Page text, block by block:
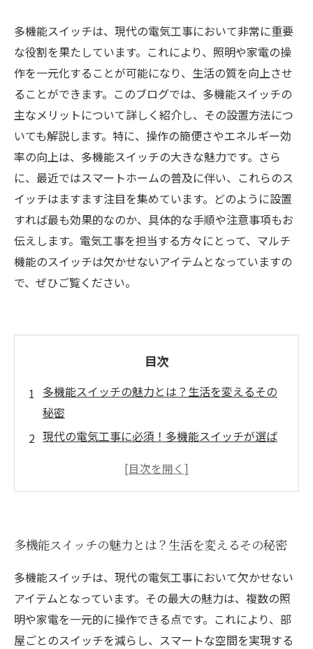
多機能スイッチは、現代の電気工事において非常に重要
な役割を果たしています。これにより、照明や家電の操
作を一元化することが可能になり、生活の質を向上させ
ることができます。このブログでは、多機能スイッチの
主なメリットについて詳しく紹介し、その設置方法につ
いても解説します。特に、操作の簡便さやエネルギー効
率の向上は、多機能スイッチの大きな魅力です。さら
に、最近ではスマートホームの普及に伴い、これらのス
イッチはますます注目を集めています。どのように設置
すれば最も効果的なのか、具体的な手順や注意事項もお
伝えします。電気工事を担当する方々にとって、マルチ
機能のスイッチは欠かせないアイテムとなっていますの
で、ぜひご覧ください。
目次
多機能スイッチの魅力とは？生活を変えるその
秘密
現代の電気工事に必須！多機能スイッチが選ば
操作が簡単！多機能スイッチの使い方とポイン
の利点
スマートホーム時代の必需品！多機能スイッチ
の貢献
設置方法を徹底解説！多機能スイッチの配置と
注意点
多機能スイッチの魅力とは？生活を変えるその秘密
多機能スイッチは、現代の電気工事において欠かせない
アイテムとなっています。その最大の魅力は、複数の照
明や家電を一元的に操作できる点です。これにより、部
屋ごとのスイッチを減らし、スマートな空間を実現する